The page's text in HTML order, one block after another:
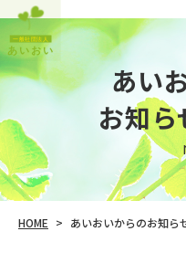
あい
お知
HOME > あいおいからのお知ら